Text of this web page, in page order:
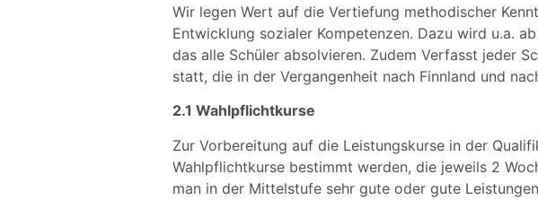
Wir legen Wert auf die Vertiefung methodischer
Entwicklung sozialer Kompetenzen. Dazu wird u.a.
das alle Schüler absolvieren. Zudem Verfasst jeder
statt, die in der Vergangenheit nach Finnland und
2.1 Wahlpflichtkurse
Zur Vorbereitung auf die Leistungskurse in der
Wahlpflichtkurse bestimmt werden, die jeweils 2
man in der Mittelstufe sehr gute oder gute